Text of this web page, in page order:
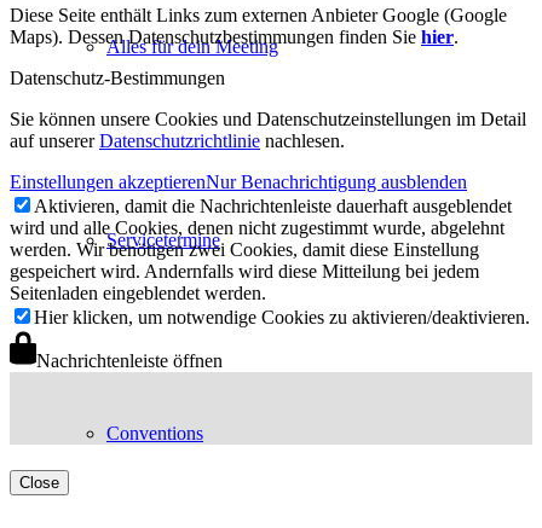
Alles für dein Meeting
Servicetermine
Conventions
Diese Seite enthält Links zum externen Anbieter Google (Google
Maps). Dessen Datenschutzbestimmungen finden Sie hier.
Datenschutz-Bestimmungen
Sie können unsere Cookies und Datenschutzeinstellungen im Detail
auf unsererDatenschutzrichtlinie nachlesen.
Einstellungen akzeptierenNur Benachrichtigung ausblenden
Aktivieren, damit die Nachrichtenleiste dauerhaft ausgeblendet
wird und alle Cookies, denen nicht zugestimmt wurde, abgelehnt
werden. Wir benötigen zwei Cookies, damit diese Einstellung
gespeichert wird. Andernfalls wird diese Mitteilung bei jedem
Seitenladen eingeblendet werden.
Hier klicken, um notwendige Cookies zu aktivieren/deaktivieren.
Nachrichtenleiste öffnen
Close